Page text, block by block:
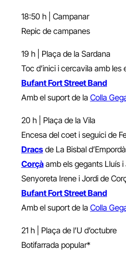
18:50 h | Campanar
Repic de campanes
19 h | Plaça de la Sardana
Toc d’inici i cercavila amb les
Bufant Fort Street Band
Amb el suport de la Colla
20 h | Plaça de la Vila
Encesa del coet i seguici de
Dracsde La Bisbal
Corçàamb els gegants Lluís i
Senyoreta Irene i Jordi de
Bufant Fort Street Band
Amb el suport de la Colla
21 h | Plaça de l’U d’octubre
Botifarrada popular*